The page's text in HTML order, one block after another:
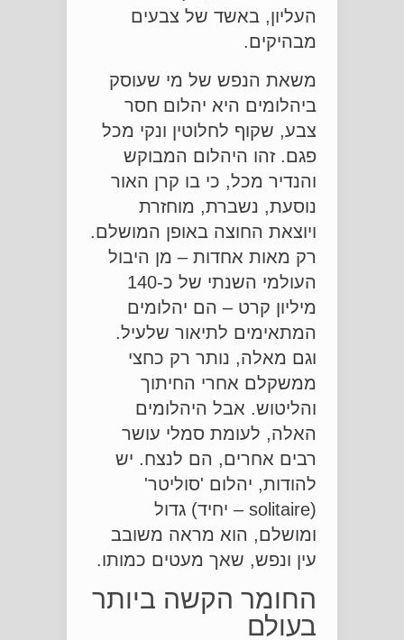
העליון, באשד של צבעים
מבהיקים.
משאת הנפש של מי שעוסק
ביהלומים היא יהלום חסר
צבע, שקוף לחלוטין ונקי מכל
פגם. זהו היהלום המבוקש
והנדיר מכל, כי בו קרן האור
נוסעת, נשברת, מוחזרת
ויוצאת החוצה באופן המושלם.
רק מאות אחדות – מן היבול
העולמי השנתי של כ-140
מיליון קרט – הם יהלומים
המתאימים לתיאור שלעיל.
וגם מאלה, נותר רק כחצי
ממשקלם אחרי החיתוך
והליטוש. אבל היהלומים
האלה, לעומת סמלי עושר
רבים אחרים, הם לנצח. יש
להודות, יהלום 'סוליטר'
(solitaire – יחיד) גדול
ומושלם, הוא מראה משובב
עין ונפש, שאך מעטים כמותו.
החומר הקשה ביותר
בעולם